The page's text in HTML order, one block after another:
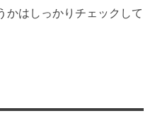
かはしっかりチェックして